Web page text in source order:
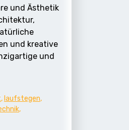
und Ästhetik
und kreative
und
, laufstegen,
,